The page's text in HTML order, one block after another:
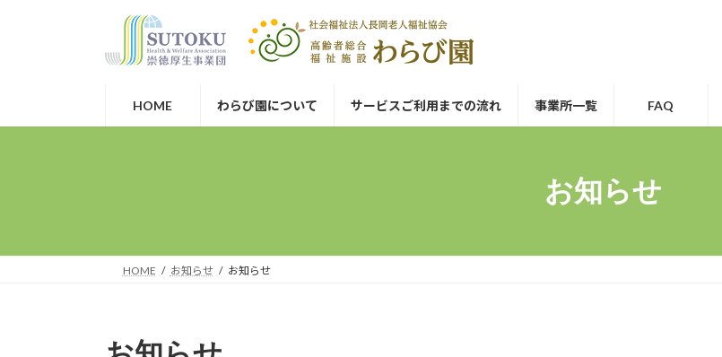
崇徳厚生事業団
HOME わらび園について サービスご利用までの流れ 事業所一覧 FAQ
お知らせ
HOME お知らせ お知らせ